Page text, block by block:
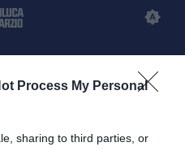
Process My Personal
sharing to third parties, or
per la finale